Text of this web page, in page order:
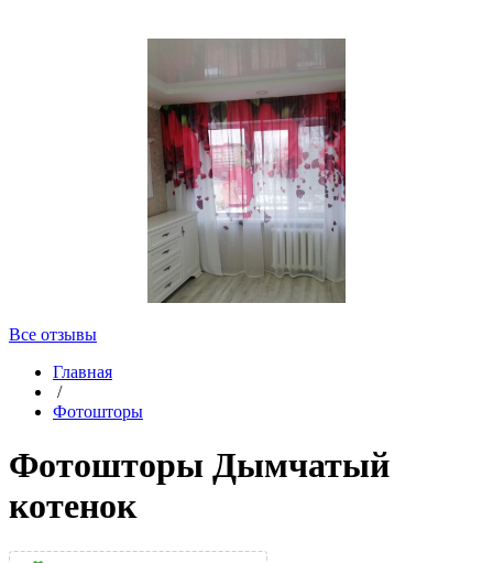
Все отзывы
Главная
/
Фотошторы
Фотошторы Дымчатый
котенок